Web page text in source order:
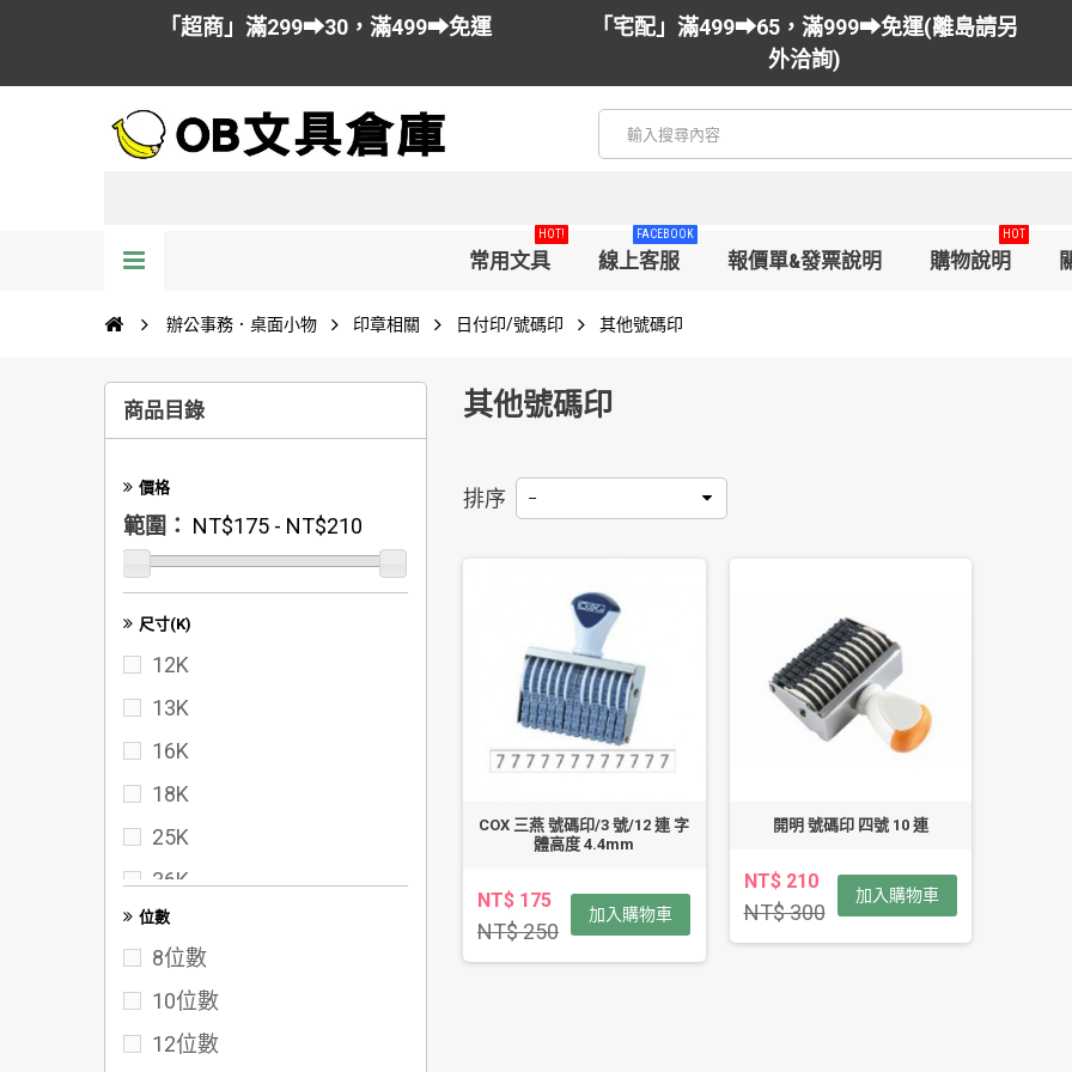
「超商」滿299➡30，滿499➡免運
「宅配」滿499➡65，滿999➡免運(離島請另
外洽詢)
常用文具
HOT!
線上客服
FACEBOOK
報價單&發票說明 購物說明
HOT
辦公事務．桌面小物 印章相關 日付印/號碼印 其他號碼印
商品目錄
價格
範圍： NT$175 - NT$210
尺寸(K)
12K
13K
16K
18K
25K
36K
40K
50K
60K
72K
位數
8位數
10位數
12位數
其他號碼印
排序 --
COX 三燕 號碼印/3 號/12 連 字
體高度 4.4mm
NT$ 175
NT$ 250
加入購物車
開明 號碼印 四號 10 連
NT$ 210
NT$ 300
加入購物車